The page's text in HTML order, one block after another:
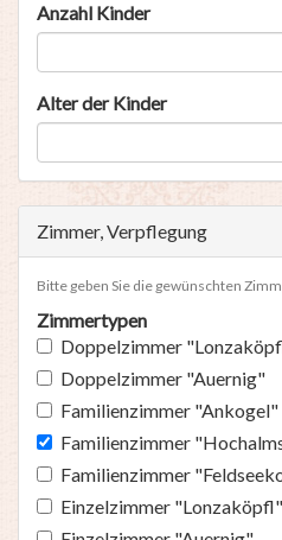
Anzahl Kinder
Alter der Kinder
Zimmer, Verpflegung
Bitte geben Sie die gewünschten
Zimmertypen
Doppelzimmer
Doppelzimmer "Auernig"
Familienzimmer "Ankogel"
Familienzimmer
Familienzimmer
Einzelzimmer "Lonzaköpfl"